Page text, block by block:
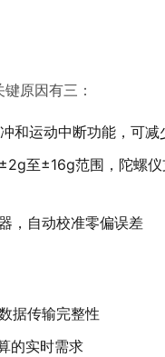
原因有三：
冲和运动中断功能，可
±2g至±16g范围，陀螺
，自动校准零偏误差
据传输完整性
的实时需求